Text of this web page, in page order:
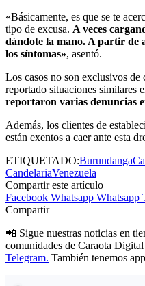
«Básicamente, es que se te
tipo de excusa. A veces
dándote la mano. A partir de
los síntomas», asentó.
Los casos no son exclusivos de
reportado situaciones similares
reportaron varias denuncias
Además, los clientes de
están exentos a caer ante esta
ETIQUETADO:Burundanga
CandelariaVenezuela
Compartir este artículo
Facebook Whatsapp Whatsapp
Compartir
📲 Sigue nuestras noticias en
comunidades de Caraota
Telegram. También tenemos